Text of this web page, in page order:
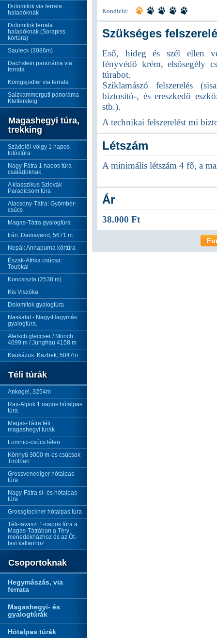
Dolomitok via ferrata
haladóknak
Dolomitok ferrata
haladóknak (Sorapiss
körtúra)
Sauleck (3086m)
Dachstein panoráma via
ferrata
Königsjodler via ferrata
Salzkammerguti panoráma
Klettersteig
Magashegyi túra,
trekking
Szádelői-völgy 1 napos
fotóstúra
Nagy-Fátra 1 napos túra
családoknak
A klasszikus Szlovák
Paradicsom túra
Alacsony-Tátra: Gyömbér-
csúcs
Magas-Tátra gyalogtúra
Irán: Damavand, 5671 m
Nepál: Annapurna körtúra
Észak-Afrika csúcsa:
Toubkal
Koncsiszta (2538 m)
Kis Viszóka
Dolomitok gyalogtúra
Naskalat - Nagy-Hagymás
gyalogtúra.
Aletsch gleccser / Mönch
4099 m / Jungfrau 4158 m
Kaukázus: Kazbek, 5047m
Téli túrák
Ankogel, 3254m
Rax-Alpok 1 napos hótalpas
túra
Magas-Tátra téli
magashegyi túrák
Lomnici-csúcs télen
Könnyű 3000 m-es csúcsok
Tirolban
Grossvenediger hótalpas
túra
Nagy-Fátra sí- és hótalpas
túra
Grossglockner hótalpas túra
Téli-tavaszi 1-napos túra a
Magas-Tátrában a Téry
menedékházhoz és az Öt-
tavi katlanhoz
Csoportoknak
Hegymászás, via
ferrata
Magashegyi- és
gyalogtúrák
Hótalpas túrák
Kondíció:
Szükséges
Eső, hideg és szél ellen
fényvédő krém, elsősegély
túrabot.
Sziklamászó felszerelés
biztosító-, és ereszkedő
stb.).
A technikai felszerelést mi
Létszám
A minimális létszám 4 fő, a
Ár
38.000 Ft